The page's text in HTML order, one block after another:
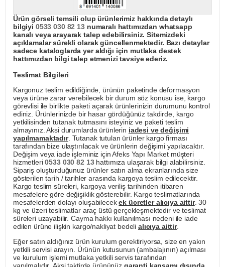
Ürün görseli temsili olup ürünlerimiz hakkında detaylı
bilgiyi 0533 030 82 13numaralı hattımızdan whatsapp
kanalı veya arayarak talep edebilirsiniz. Sitemizdeki
açıklamalar sürekli olarak güncellenmektedir. Bazı detaylar
sadece kataloglarda yer aldığı için mutlaka destek
hattımızdan bilgi talep etmenizi tavsiye ederiz.
Teslimat Bilgileri
Kargonuz teslim edildiğinde, ürünün paketinde deformasyon
veya ürüne zarar verebilecek bir durum söz konusu ise, kargo
görevlisi ile birlikte paketi açarak ürünlerinizin durumunu kontrol
ediniz. Ürünlerinizde bir hasar gördüğünüz takdirde, kargo
yetkilisinden tutanak tutmasını isteyiniz ve paketi teslim
almayınız. Aksi durumlarda ürünlerin iadesi ve değişimi
yapılmamaktadır. Tutanak tutulan ürünler kargo firması
tarafından bize ulaştırılacak ve ürünlerin değişimi yapılacaktır.
Değişim veya iade işleminiz için Afeks Yapı Market müşteri
hizmetleri0533 030 82 13hattımıza ulaşarak bilgi alabilirsiniz.
Sipariş oluşturduğunuz ürünler satın alma ekranlarında size
gösterilen tarih / tarihler arasında kargoya teslim edilecektir.
Kargo teslim süreleri, kargoya veriliş tarihinden itibaren
mesafelere göre değişiklik gösterebilir. Kargo teslimatlarında
mesafelerden dolayı oluşabilecekek ücretler alıcıya aittir. 30
kg ve üzeri teslimatlar araç üstü gerçekleşmektedir ve teslimat
süreleri uzayabilir. Cayma hakkı kullanılması nedeni ile iade
edilen ürüne ilişkin kargo/nakliyat bedeli alıcıya aittir.
Eğer satın aldığınız ürün kurulum gerektiriyorsa, size en yakın
yetkili servisi arayın. Ürünün kutusunun (ambalajının) açılması
ve kurulum işlemi mutlaka yetkili servis tarafından